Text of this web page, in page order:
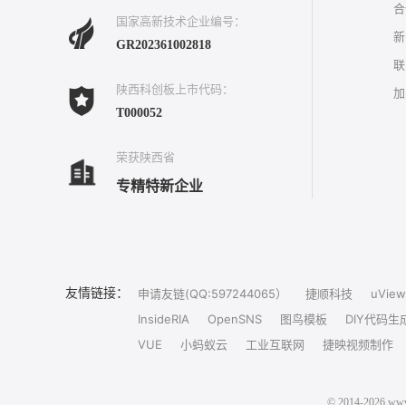
国家高新技术企业编号：
GR202361002818
陕西科创板上市代码：
T000052
荣获陕西省
专精特新企业
友情链接： 申请友链(QQ:597244065） 捷顺科技
uView
InsideRIA
OpenSNS 图鸟模板
DIY代码生
VUE
小蚂蚁云 工业互联网 捷映视频制作
© 2014-2026